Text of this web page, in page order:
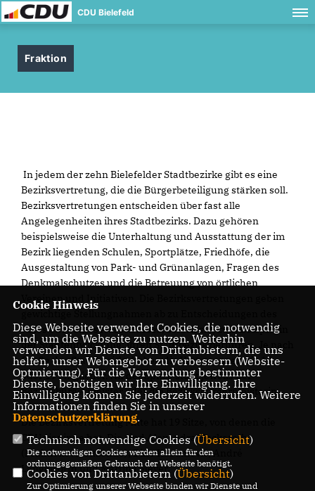
CDU Bielefeld
Fraktion
In jedem der zehn Bielefelder Stadtbezirke gibt es eine
Bezirksvertretung, die die Bürgerbeteiligung stärken soll.
Bezirksvertretungen entscheiden über fast alle
Angelegenheiten ihres Stadtbezirks. Dazu gehören
beispielsweise die Unterhaltung und Ausstattung der im
Bezirk liegenden Schulen, Sportplätze, Friedhöfe, die
Ausgestaltung von Park- und Grünanlagen, Fragen des
Denkmalschutzes und die Betreuung von örtlichen
Vereinen und Initiativen. Die Bezirksvertretungen geben
Rates oder eines Ausschusses, sofern sie, zum Beispiel in
der Stadtentwicklung, ihren Stadtbezirk berühren. Je nach
Größe des Stadtbezirks haben die Vertretungen 15, 17
oder 19 Mitglieder. An der Spitze steht jeweils der
Bezirksbürgermeister oder die Bezirksbürgermeisterin.
Die Bezirksvertretung Mitte hat 19 Sitze, von denen die
CDU vier inne hat. Die sind Alexandra Heckeroth
(Fraktionsvorsitzende), Dino Kasumovic, André
Langeworth und Martina Meyer.
Cookie Hinweis
Diese Webseite verwendet Cookies, die notwendig
sind, um die Webseite zu nutzen. Weiterhin
verwenden wir Dienste von Drittanbietern, die uns
helfen, unser Webangebot zu verbessern (Website-
Optmierung). Für die Verwendung bestimmter
Dienste, benötigen wir Ihre Einwilligung. Ihre
Einwilligung können Sie jederzeit widerrufen. Weitere
Informationen finden Sie in unserer
Datenschutzerklärung.
Technisch notwendige Cookies (Übersicht)
Die notwendigen Cookies werden allein für den
ordnungsgemäßen Gebrauch der Webseite benötigt.
Cookies von Drittanbietern (Übersicht)
Zur Optimierung unserer Webseite binden wir Dienste und